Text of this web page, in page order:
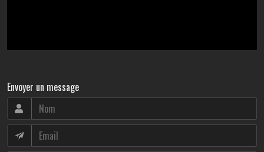
Envoyer un message